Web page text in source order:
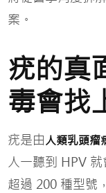
案。
疣的真
毒會找
疣是由人類乳頭瘤
人一聽到 HPV
超過 200 種型號